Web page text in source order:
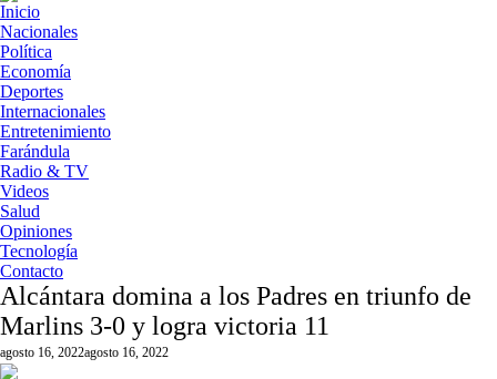
Inicio
Nacionales
Política
Economía
Deportes
Internacionales
Entretenimiento
Farándula
Radio & TV
Videos
Salud
Opiniones
Tecnología
Contacto
Alcántara domina a los Padres en triunfo de
Marlins 3-0 y logra victoria 11
agosto 16, 2022agosto 16, 2022